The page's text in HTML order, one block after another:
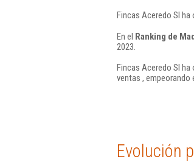
Fincas Aceredo Sl
En el Ranking de
2023.
Fincas Aceredo Sl ha
ventas , empeorando
Evolución